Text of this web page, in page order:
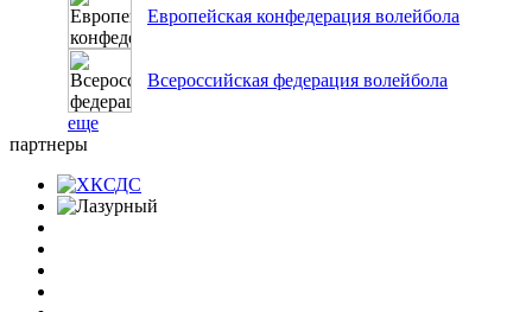
Европейская конфедерация волейбола
Всероссийская федерация волейбола
еще
партнеры